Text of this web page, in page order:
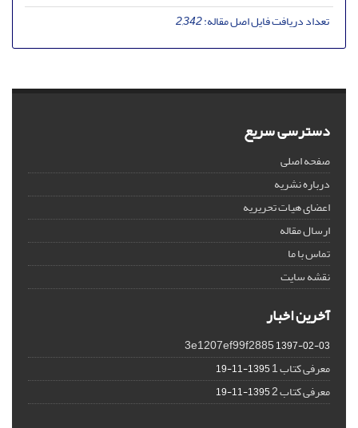
تعداد دریافت فایل اصل مقاله:2,342
دسترسی سریع
صفحه اصلی
درباره نشریه
اعضای هیات تحریریه
ارسال مقاله
تماس با ما
نقشه سایت
آخرین اخبار
3e1207ef99f28851397-02-03
معرفی کتاب 1 1395-11-19
معرفی کتاب 2 1395-11-19